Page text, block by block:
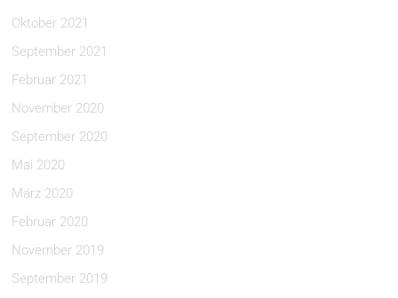
Oktober 2021
September 2021
Februar 2021
November 2020
September 2020
Mai 2020
März 2020
Februar 2020
November 2019
September 2019